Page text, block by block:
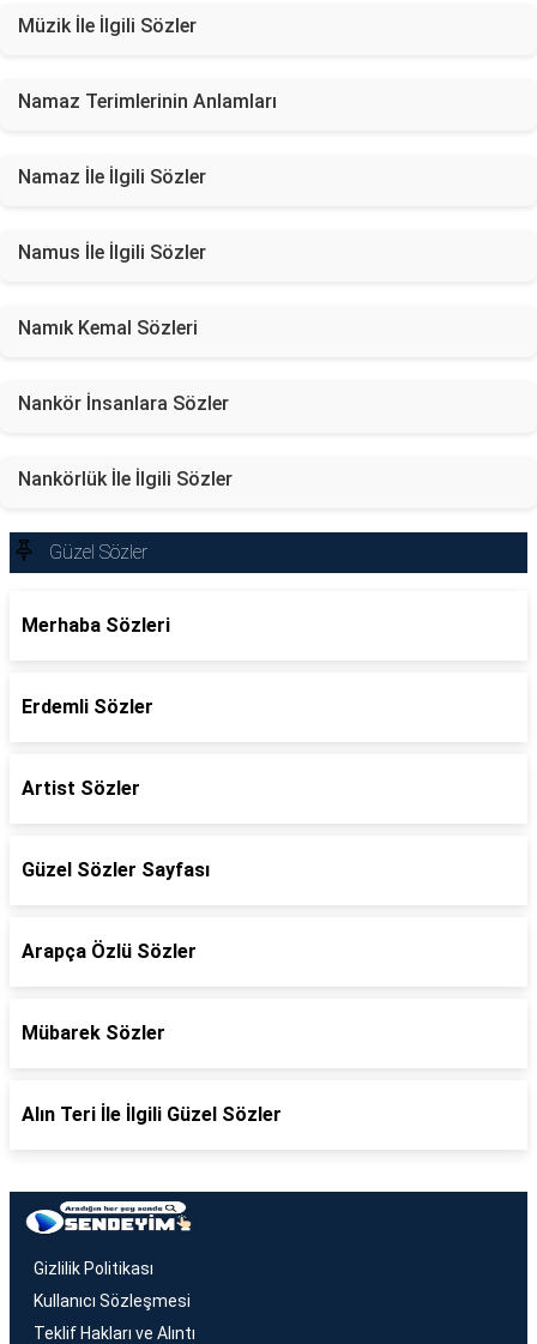
Müzik İle İlgili Sözler
Namaz Terimlerinin Anlamları
Namaz İle İlgili Sözler
Namus İle İlgili Sözler
Namık Kemal Sözleri
Nankör İnsanlara Sözler
Nankörlük İle İlgili Sözler
Güzel Sözler
Merhaba Sözleri
Erdemli Sözler
Artist Sözler
Güzel Sözler Sayfası
Arapça Özlü Sözler
Mübarek Sözler
Alın Teri İle İlgili Güzel Sözler
Gizlilik Politikası
Kullanıcı Sözleşmesi
Teklif Hakları ve Alıntı